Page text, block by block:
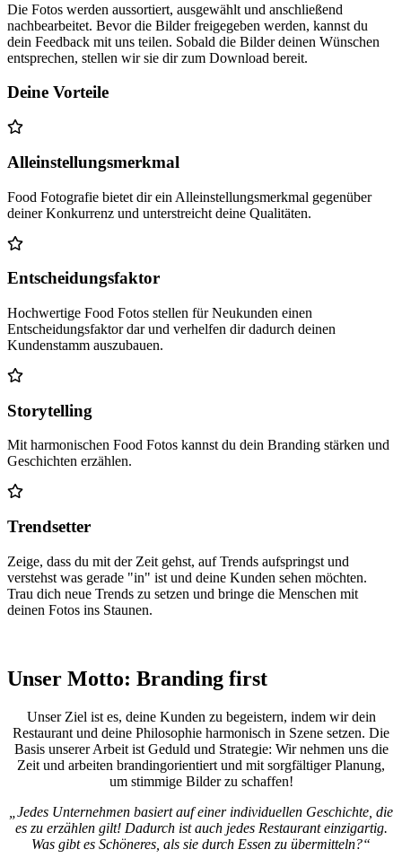
Die Fotos werden aussortiert, ausgewählt und anschließend
nachbearbeitet. Bevor die Bilder freigegeben werden, kannst du
dein Feedback mit uns teilen. Sobald die Bilder deinen Wünschen
entsprechen, stellen wir sie dir zum Download bereit.
Deine Vorteile
Alleinstellungsmerkmal
Food Fotografie bietet dir ein Alleinstellungsmerkmal gegenüber
deiner Konkurrenz und unterstreicht deine Qualitäten.
Entscheidungsfaktor
Hochwertige Food Fotos stellen für Neukunden einen
Entscheidungsfaktor dar und verhelfen dir dadurch deinen
Kundenstamm auszubauen.
Storytelling
Mit harmonischen Food Fotos kannst du dein Branding stärken und
Geschichten erzählen.
Trendsetter
Zeige, dass du mit der Zeit gehst, auf Trends aufspringst und
verstehst was gerade "in" ist und deine Kunden sehen möchten.
Trau dich neue Trends zu setzen und bringe die Menschen mit
deinen Fotos ins Staunen.
Unser Motto: Branding first
Unser Ziel ist es, deine Kunden zu begeistern, indem wir dein
Restaurant und deine Philosophie harmonisch in Szene setzen. Die
Basis unserer Arbeit ist Geduld und Strategie: Wir nehmen uns die
Zeit und arbeiten brandingorientiert und mit sorgfältiger Planung,
um stimmige Bilder zu schaffen!
„Jedes Unternehmen basiert auf einer individuellen Geschichte, die
es zu erzählen gilt! Dadurch ist auch jedes Restaurant einzigartig.
Was gibt es Schöneres, als sie durch Essen zu übermitteln?“